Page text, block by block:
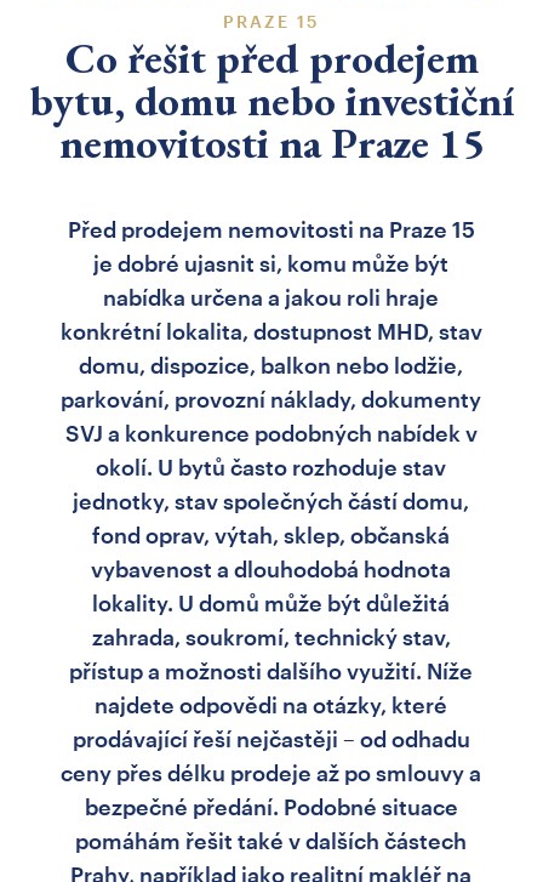
PRAZE 15
Co řešit před prodejem
bytu, domu nebo investiční
nemovitosti na Praze 15
Před prodejem nemovitosti na Praze 15
je dobré ujasnit si, komu může být
nabídka určena a jakou roli hraje
konkrétní lokalita, dostupnost MHD, stav
domu, dispozice, balkon nebo lodžie,
parkování, provozní náklady, dokumenty
SVJ a konkurence podobných nabídek v
okolí. U bytů často rozhoduje stav
jednotky, stav společných částí domu,
fond oprav, výtah, sklep, občanská
vybavenost a dlouhodobá hodnota
lokality. U domů může být důležitá
zahrada, soukromí, technický stav,
přístup a možnosti dalšího využití. Níže
najdete odpovědi na otázky, které
prodávající řeší nejčastěji – od odhadu
ceny přes délku prodeje až po smlouvy a
bezpečné předání. Podobné situace
pomáhám řešit také v dalších částech
Prahy, například jako realitní makléř na